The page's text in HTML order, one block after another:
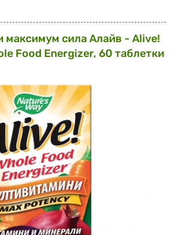
максимум сила Алайв - Alive!
Food Energizer, 60 таблетки